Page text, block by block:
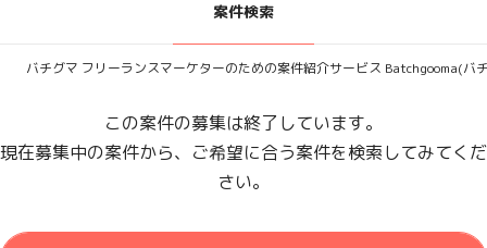
案件検索
バチグマ フリーランスマーケターのための案件紹介サービス Batchgooma(バ
この案件の募集は終了しています。
現在募集中の案件から、ご希望に合う案件を検索してみてくだ
さい。